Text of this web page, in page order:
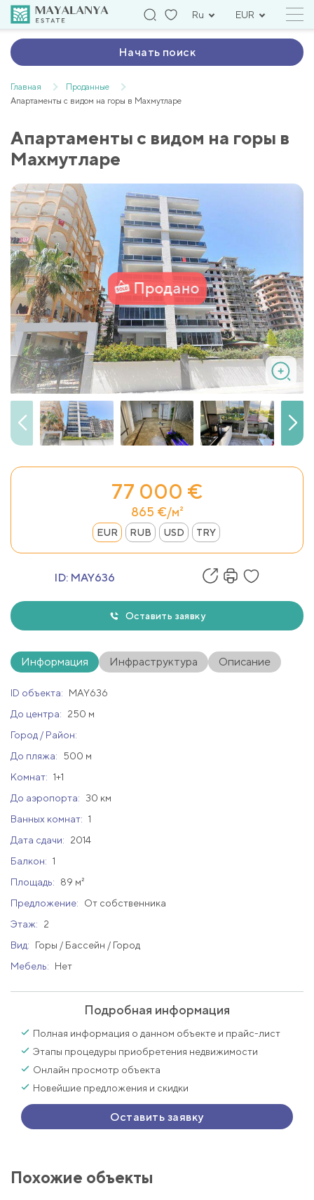
Ru EUR
Начать поиск
Главная
Проданные
Апартаменты с видом на горы в Махмутларе
Апартаменты с видом на горы в
Махмутларе
Продано
77 000 €
865 €/м²
EUR RUB USD TRY
ID: MAY636
Оставить заявку
Информация Инфраструктура Описание
ID объекта:
MAY636
До центра:
250 м
Город / Район:
До пляжа:
500 м
Комнат: 1+1
До аэропорта:
30 км
Ванных комнат: 1
Дата сдачи:
2014
Балкон: 1
Площадь:
89 м²
Предложение:
От собственника
Этаж:
2
Вид:
Горы / Бассейн / Город
Мебель:
Нет
Подробная информация
Полная информация о данном объекте и прайс-лист
Этапы процедуры приобретения недвижимости
Онлайн просмотр объекта
Новейшие предложения и скидки
Оставить заявку
Похожие объекты